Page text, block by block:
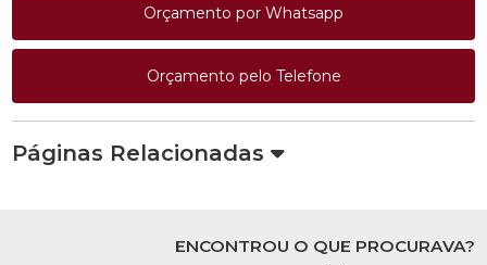
Orçamento por Whatsapp
Orçamento pelo Telefone
Páginas Relacionadas
ENCONTROU O QUE PROCURAVA?